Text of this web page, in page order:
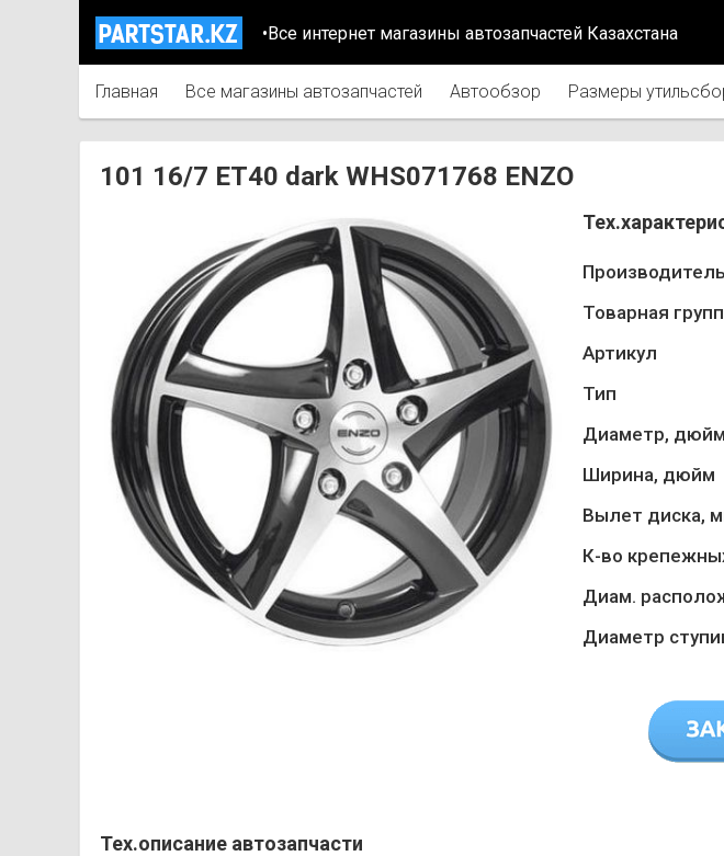
•Все интернет магазины автозапчастей Казахстана
Главная Все магазины автозапчастей Автообзор Размеры
101 16/7 ET40 dark WHS071768 ENZO
Производитель
Товарная
Артикул
Тип
Диаметр, дюйм
Ширина, дюйм
Вылет диска,
К-во
Диам.
Диаметр
Тех.описание автозапчасти